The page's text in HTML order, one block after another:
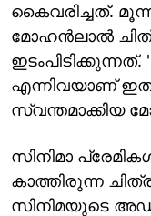
കൈവരിച്ചത്.
മോഹൻലാൽ
എന്നിവയാണ്
സ്വന്തമാക്കിയ
സിനിമാ
കാത്തിരുന്ന
സിനിമയുടെ